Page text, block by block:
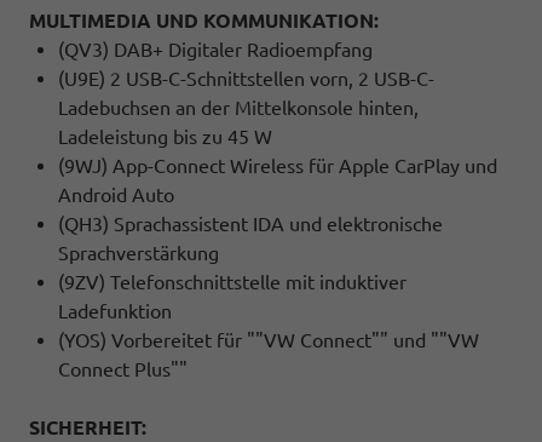
MULTIMEDIA UND KOMMUNIKATION:
(QV3) DAB+ Digitaler Radioempfang
(U9E) 2 USB-C-Schnittstellen vorn, 2 USB-C-
Ladebuchsen an der Mittelkonsole hinten,
Ladeleistung bis zu 45 W
(9WJ) App-Connect Wireless für Apple CarPlay und
Android Auto
(QH3) Sprachassistent IDA und elektronische
Sprachverstärkung
(9ZV) Telefonschnittstelle mit induktiver
Ladefunktion
(YOS) Vorbereitet für ""VW Connect"" und ""VW
Connect Plus""
SICHERHEIT: